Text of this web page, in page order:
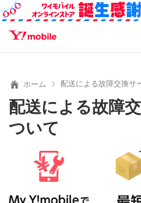
SEARCH
ホーム 配送による故障交換サ
配送による故障
ついて